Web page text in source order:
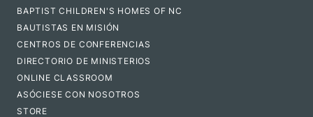
BAPTIST CHILDREN'S HOMES OF NC
BAUTISTAS EN MISIÓN
CENTROS DE CONFERENCIAS
DIRECTORIO DE MINISTERIOS
ONLINE CLASSROOM
ASÓCIESE CON NOSOTROS
STORE